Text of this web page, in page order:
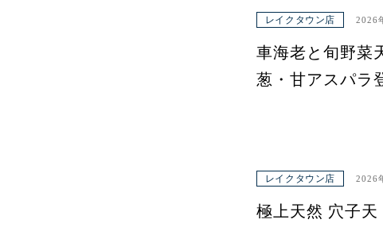
レイクタウン店 2026
車海老と旬野菜
葱・甘アスパラ
レイクタウン店 2026
極上天然 穴子天